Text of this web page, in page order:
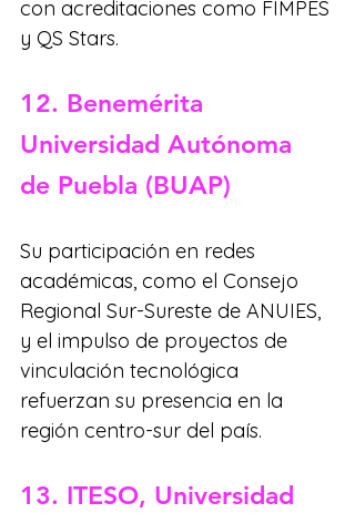
con acreditaciones como FIMPES
y QS Stars.
12. Benemérita
Universidad Autónoma
de Puebla (BUAP)
Su participación en redes
académicas, como el Consejo
Regional Sur-Sureste de ANUIES,
y el impulso de proyectos de
vinculación tecnológica
refuerzan su presencia en la
región centro-sur del país.
13. ITESO, Universidad